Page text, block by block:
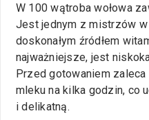
W 100 wątroba wołowa
Jest jednym z mistrzów
doskonałym źródłem
najważniejsze, jest
Przed gotowaniem
mleku na kilka godzin, co
i delikatną.